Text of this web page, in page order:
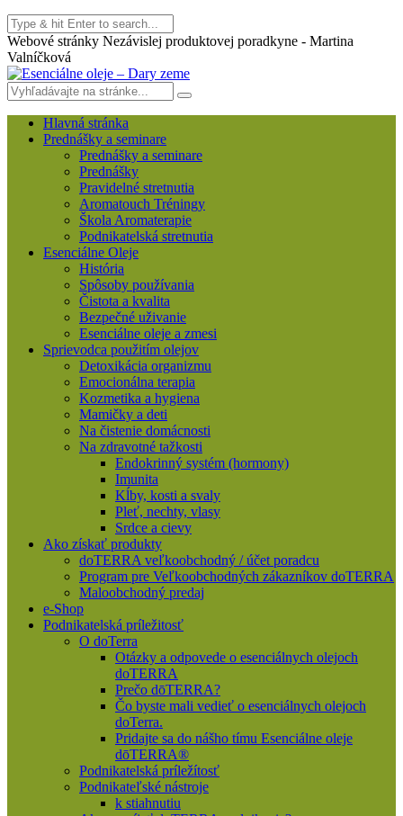
Webové stránky Nezávislej produktovej poradkyne - Martina
Valníčková
Hlavná stránka
Prednášky a seminare
Prednášky a seminare
Prednášky
Pravidelné stretnutia
Aromatouch Tréningy
Škola Aromaterapie
Podnikatelská stretnutia
Esenciálne Oleje
História
Spôsoby používania
Čistota a kvalita
Bezpečné uživanie
Esenciálne oleje a zmesi
Sprievodca použitím olejov
Detoxikácia organizmu
Emocionálna terapia
Kozmetika a hygiena
Mamičky a deti
Na čistenie domácnosti
Na zdravotné tažkosti
Endokrinný systém (hormony)
Imunita
Kĺby, kosti a svaly
Pleť, nechty, vlasy
Srdce a cievy
Ako získať produkty
doTERRA veľkoobchodný / účet poradcu
Program pre Veľkoobchodných zákazníkov doTERRA
Maloobchodný predaj
e-Shop
Podnikatelská príležitosť
O doTerra
Otázky a odpovede o esenciálnych olejoch
doTERRA
Prečo dōTERRA?
Čo byste mali vedieť o esenciálnych olejoch
doTerra.
Pridajte sa do nášho tímu Esenciálne oleje
dōTERRA®
Podnikatelská príležítosť
Podnikateľské nástroje
k stiahnutiu